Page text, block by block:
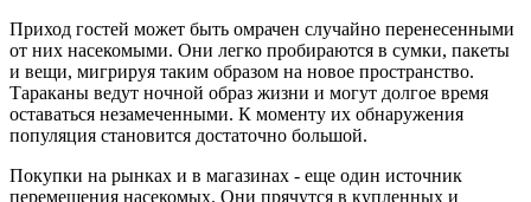
Приход гостей может быть омрачен случайно перенесенными
от них насекомыми. Они легко пробираются в сумки, пакеты
и вещи, мигрируя таким образом на новое пространство.
Тараканы ведут ночной образ жизни и могут долгое время
оставаться незамеченными. К моменту их обнаружения
популяция становится достаточно большой.
Покупки на рынках и в магазинах - еще один источник
перемещения насекомых. Они прячутся в купленных и